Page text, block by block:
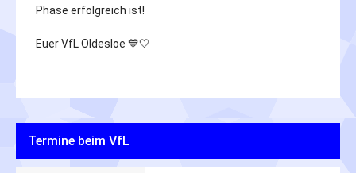
Phase erfolgreich ist!
Euer VfL Oldesloe 💙🤍
Termine beim VfL